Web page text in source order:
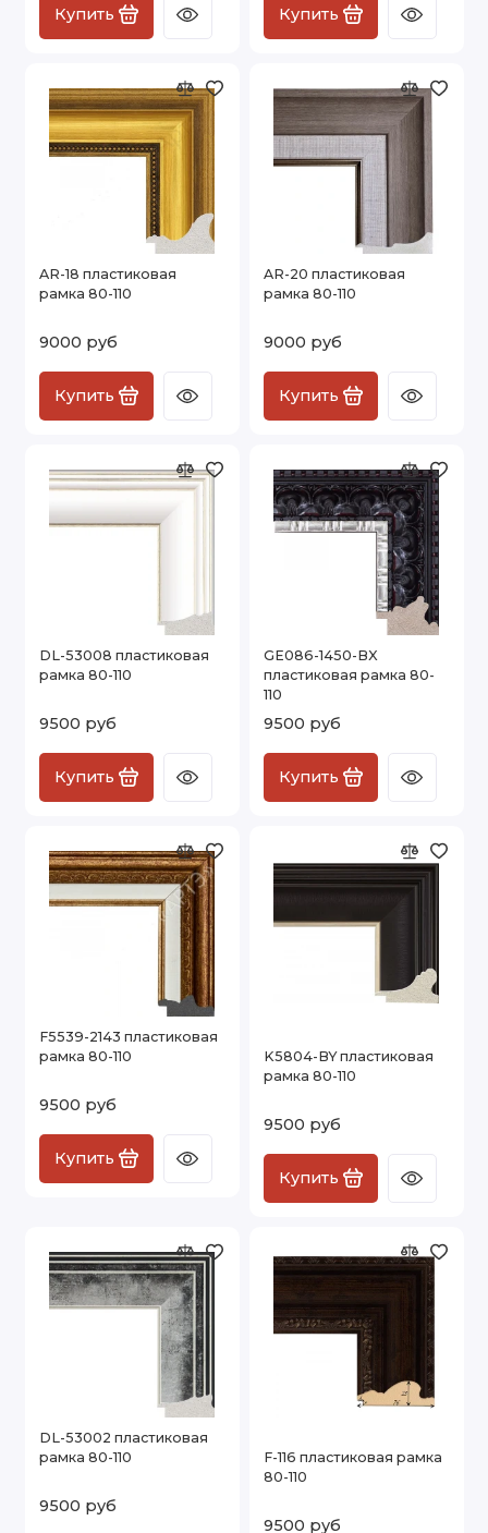
Купить Купить
AR-18 пластиковая
рамка 80-110
9000 руб
Купить
AR-20 пластиковая
рамка 80-110
9000 руб
Купить
DL-53008 пластиковая
рамка 80-110
9500 руб
Купить
GE086-1450-BX
пластиковая рамка 80-
110
9500 руб
Купить
F5539-2143 пластиковая
рамка 80-110
9500 руб
Купить
K5804-BY пластиковая
рамка 80-110
9500 руб
Купить
DL-53002 пластиковая
рамка 80-110
9500 руб
F-116 пластиковая рамка
80-110
9500 руб